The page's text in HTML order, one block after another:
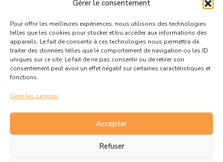
Gérer le consentement
Pour offrir les meilleures expériences, nous utilisons des technologies
telles que les cookies pour stocker et/ou accéder aux informations des
appareils. Le fait de consentir à ces technologies nous permettra de
traiter des données telles que le comportement de navigation ou les ID
uniques sur ce site. Le fait de ne pas consentir ou de retirer son
consentement peut avoir un effet négatif sur certaines caractéristiques et
fonctions.
Gérer les services
Accepter
Refuser
Suivez toutes les informations &
actualités de votre ville !
mairie de Rousset. En savoir plus sur la gestion de mes